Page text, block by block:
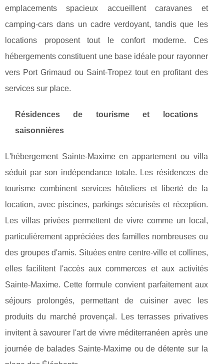
emplacements spacieux accueillent caravanes et
camping-cars dans un cadre verdoyant, tandis que les
locations proposent tout le confort moderne. Ces
hébergements constituent une base idéale pour rayonner
vers Port Grimaud ou Saint-Tropez tout en profitant des
services sur place.
Résidences de tourisme et locations
saisonnières
L'hébergement Sainte-Maxime en appartement ou villa
séduit par son indépendance totale. Les résidences de
tourisme combinent services hôteliers et liberté de la
location, avec piscines, parkings sécurisés et réception.
Les villas privées permettent de vivre comme un local,
particulièrement appréciées des familles nombreuses ou
des groupes d'amis. Situées entre centre-ville et collines,
elles facilitent l'accès aux commerces et aux activités
Sainte-Maxime. Cette formule convient parfaitement aux
séjours prolongés, permettant de cuisiner avec les
produits du marché provençal. Les terrasses privatives
invitent à savourer l'art de vivre méditerranéen après une
journée de balades Sainte-Maxime ou de détente sur la